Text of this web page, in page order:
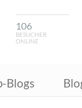
106
BESUCHER
ONLINE
Blogs